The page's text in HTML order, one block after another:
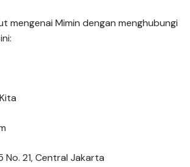
mengenai Mimin dengan menghubungi
No. 21, Central Jakarta